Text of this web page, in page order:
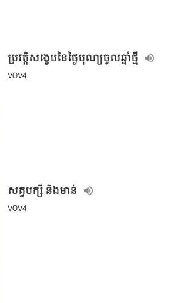
ប្រវត្តិសង្ខេបនៃថ្ងៃបុណ្យចូលឆ្នាំថ្មី
VOV4
សត្វបក្សី និងមាន់
VOV4